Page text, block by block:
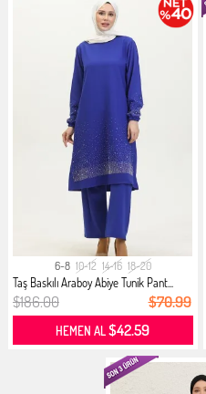
6-8 10-12 14-16 18-20
Taş Baskılı Araboy Abiye Tunik Pant...
$186.00 $70.99
HEMEN AL$42.59